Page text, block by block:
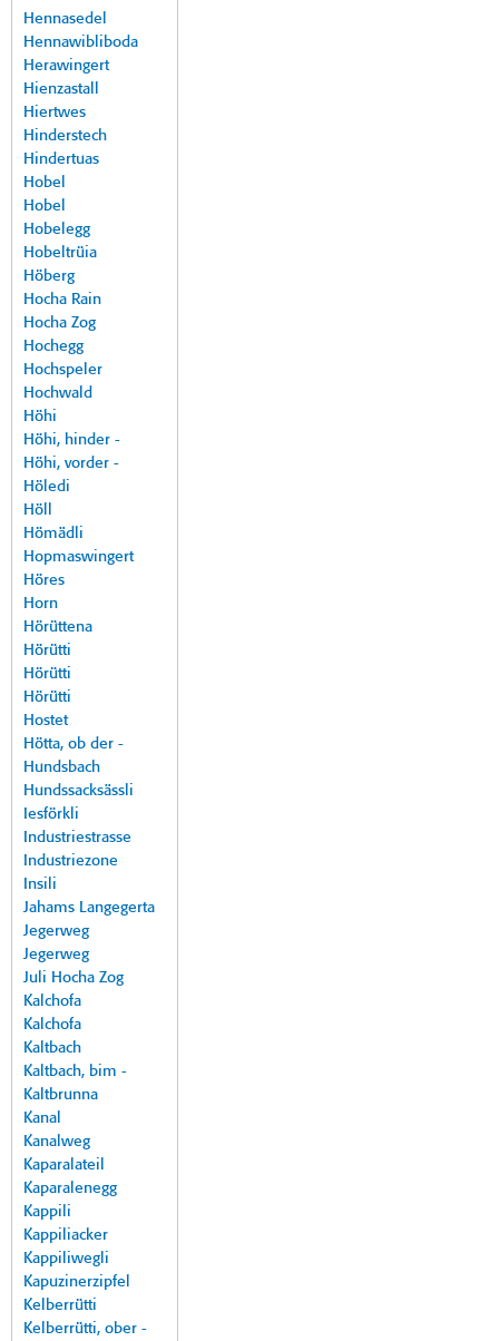
Hennasedel
Hennawibliboda
Herawingert
Hienzastall
Hiertwes
Hinderstech
Hindertuas
Hobel
Hobel
Hobelegg
Hobeltrüia
Höberg
Hocha Rain
Hocha Zog
Hochegg
Hochspeler
Hochwald
Höhi
Höhi, hinder -
Höhi, vorder -
Höledi
Höll
Hömädli
Hopmaswingert
Höres
Horn
Hörüttena
Hörütti
Hörütti
Hörütti
Hostet
Hötta, ob der -
Hundsbach
Hundssacksässli
Iesförkli
Industriestrasse
Industriezone
Insili
Jahams Langegerta
Jegerweg
Jegerweg
Juli Hocha Zog
Kalchofa
Kalchofa
Kaltbach
Kaltbach, bim -
Kaltbrunna
Kanal
Kanalweg
Kaparalateil
Kaparalenegg
Kappili
Kappiliacker
Kappiliwegli
Kapuzinerzipfel
Kelberrütti
Kelberrütti, ober -